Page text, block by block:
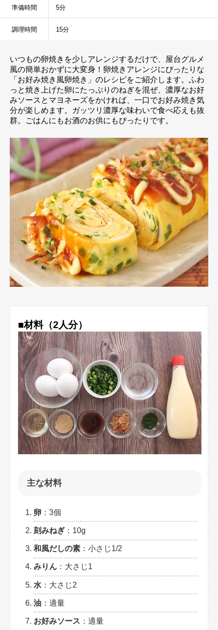
準備時間 5分
調理時間 15分
いつもの卵焼きを少しアレンジするだけで、屋台グルメ
風の簡単おかずに大変身！卵焼きアレンジにぴったりな
「お好み焼き風卵焼き」のレシピをご紹介します。ふわ
っと焼き上げた卵にたっぷりのねぎを混ぜ、濃厚なお好
みソースとマヨネーズをかければ、一口でお好み焼き気
分が楽しめます。ガッツリ濃厚な味わいで食べ応えも抜
群。ごはんにもお酒のお供にもぴったりです。
■材料（2人分）
主な材料
卵 ：3個
刻みねぎ ：10g
和風だしの素 ：小さじ1/2
みりん ：大さじ1
水 ：大さじ2
油 ：適量
お好みソース ：適量